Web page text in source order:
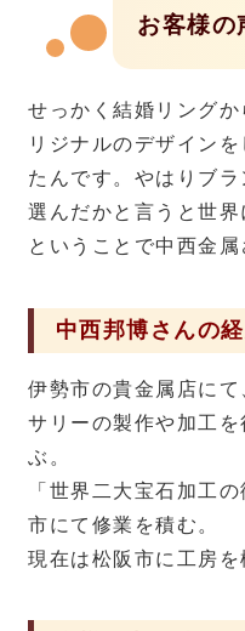
お客様の
せっかく結婚リング
リジナルのデザイン
たんです。やはりブ
選んだかと言うと世
ということで中西金属
中西邦博さんの
伊勢市の貴金属店に
サリーの製作や加工
ぶ。
「世界二大宝石加工
市にて修業を積む。
現在は松阪市に工房を